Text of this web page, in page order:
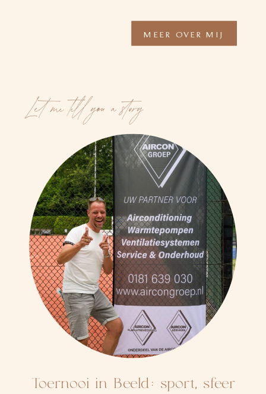
MEER OVER MIJ
Toernooi in Beeld: sport, sfeer
Let me tell you a story